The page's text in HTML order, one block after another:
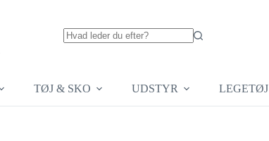
TØJ & SKO UDSTYR LEGETØJ